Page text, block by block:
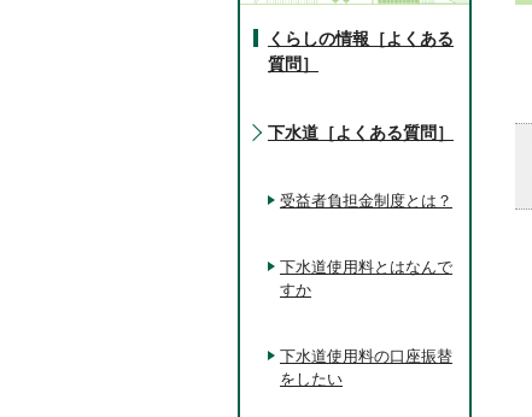
くらしの情報［よくある
質問］
下水道［よくある質問］
受益者負担金制度とは？
下水道使用料とはなんで
すか
下水道使用料の口座振替
をしたい